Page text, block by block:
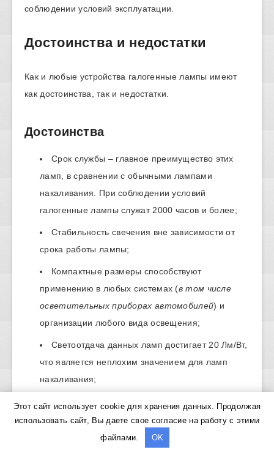
соблюдении условий эксплуатации.
Достоинства и недостатки
Как и любые устройства галогенные лампы имеют
как достоинства, так и недостатки.
Достоинства
Срок службы – главное преимущество этих
ламп, в сравнении с обычными лампами
накаливания. При соблюдении условий
галогенные лампы служат 2000 часов и более;
Стабильность свечения вне зависимости от
срока работы лампы;
Компактные размеры способствуют
применению в любых системах (в том числе
осветительных приборах автомобилей) и
организации любого вида освещения;
Светоотдача данных ламп достигает 20 Лм/Вт,
что является неплохим значением для ламп
накаливания;
Галогенные лампы имеют хорошую
цветопередачу, свечение комфортно для глаз и
не влияют на зрения.
Этот сайт использует cookie для хранения данных. Продолжая
использовать сайт, Вы даете свое согласие на работу с этими
файлами.
OK